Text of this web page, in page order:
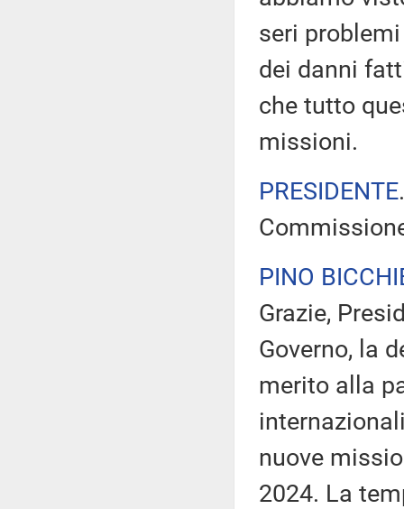
seri
dei danni
che tutto
missioni.
PRESIDENTE
PINO
Grazie,
Governo, la
merito alla
nuove
2024. La